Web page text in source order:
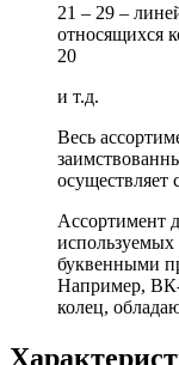
21 – 29 –
относящихся
20
и т.д.
Весь
осуществляет
Ассортимент
используемых
буквенными
Например,
колец,